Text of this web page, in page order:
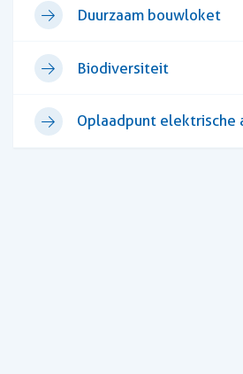
Duurzaam bouwloket
Biodiversiteit
Oplaadpunt elektrische